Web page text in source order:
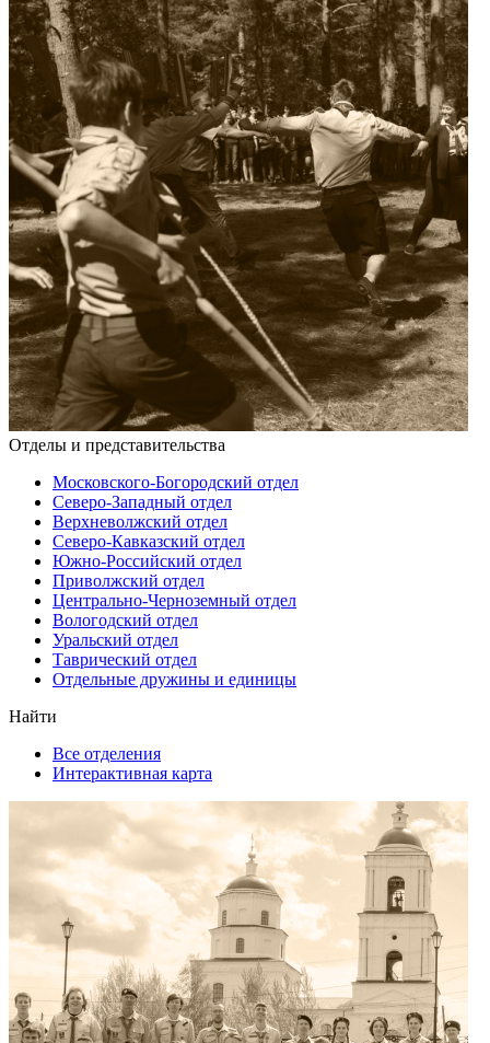
Отделы и представительства
Московского-Богородский отдел
Северо-Западный отдел
Верхневолжский отдел
Северо-Кавказский отдел
Южно-Российский отдел
Приволжский отдел
Центрально-Черноземный отдел
Вологодский отдел
Уральский отдел
Таврический отдел
Отдельные дружины и единицы
Найти
Все отделения
Интерактивная карта